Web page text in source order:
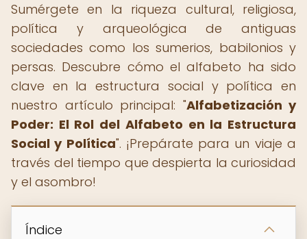
Sumérgete en la riqueza cultural, religiosa,
política y arqueológica de antiguas
sociedades como los sumerios, babilonios y
persas. Descubre cómo el alfabeto ha sido
clave en la estructura social y política en
nuestro artículo principal: "Alfabetización y
Poder: El Rol del Alfabeto en la Estructura
Social y Política". ¡Prepárate para un viaje a
través del tiempo que despierta la curiosidad
y el asombro!
Índice